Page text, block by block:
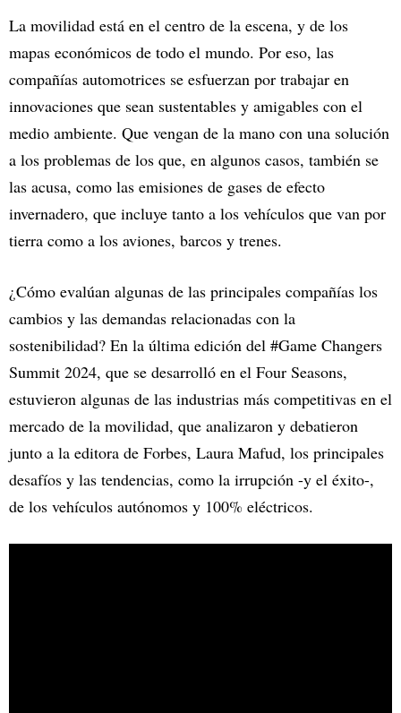
La movilidad está en el centro de la escena, y de los
mapas económicos de todo el mundo. Por eso, las
compañías automotrices se esfuerzan por trabajar en
innovaciones que sean sustentables y amigables con el
medio ambiente. Que vengan de la mano con una solución
a los problemas de los que, en algunos casos, también se
las acusa, como las emisiones de gases de efecto
invernadero, que incluye tanto a los vehículos que van por
tierra como a los aviones, barcos y trenes.
¿Cómo evalúan algunas de las principales compañías los
cambios y las demandas relacionadas con la
sostenibilidad? En la última edición del #Game Changers
Summit 2024, que se desarrolló en el Four Seasons,
estuvieron algunas de las industrias más competitivas en el
mercado de la movilidad, que analizaron y debatieron
junto a la editora de Forbes, Laura Mafud, los principales
desafíos y las tendencias, como la irrupción -y el éxito-,
de los vehículos autónomos y 100% eléctricos.